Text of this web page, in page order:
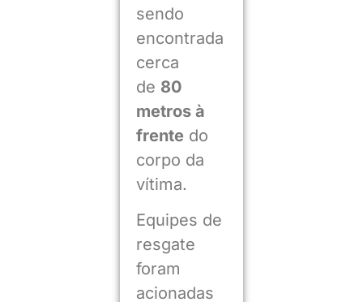
sendo
encontrada
cerca
de 80
metros à
frente do
corpo da
vítima.
Equipes de
resgate
foram
acionadas